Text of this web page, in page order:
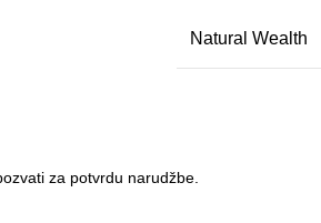
Natural Wealth
za potvrdu narudžbe.